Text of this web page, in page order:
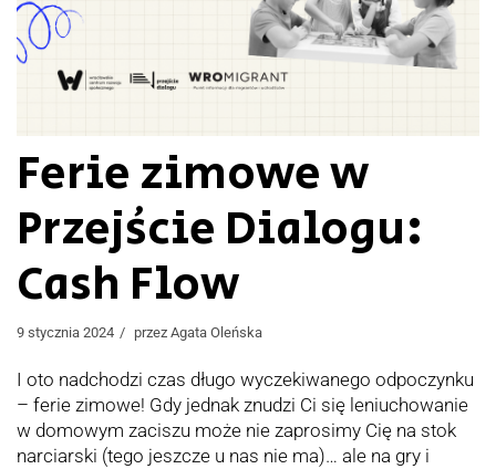
Ferie zimowe w
Przejście Dialogu:
Cash Flow
9 stycznia 2024 przez Agata Oleńska
I oto nadchodzi czas długo wyczekiwanego odpoczynku
– ferie zimowe! Gdy jednak znudzi Ci się leniuchowanie
w domowym zaciszu może nie zaprosimy Cię na stok
narciarski (tego jeszcze u nas nie ma)… ale na gry i